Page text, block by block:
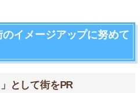
イメージアップに努めて
として街をPR